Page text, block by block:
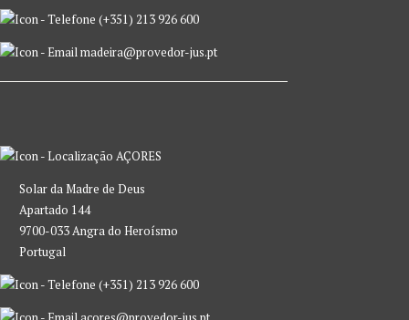
(+351) 213 926 600
madeira@provedor-jus.pt
AÇORES
Solar da Madre de Deus
Apartado 144
9700-033 Angra do Heroísmo
Portugal
(+351) 213 926 600